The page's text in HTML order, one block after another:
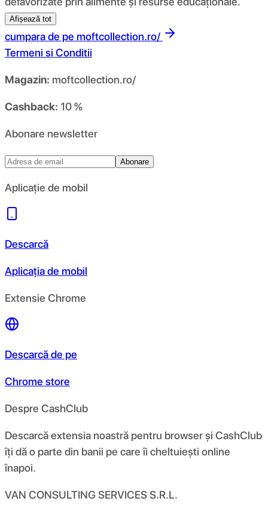
Afișează tot
cumpara de pe moftcollection.ro/
Termeni si Conditii
Magazin: moftcollection.ro/
Cashback: 10 %
Abonare newsletter
Abonare
Aplicație de mobil
Descarcă
Aplicația de mobil
Extensie Chrome
Descarcă de pe
Chrome store
Despre CashClub
Descarcă extensia noastră pentru browser și CashClub
îți dă o parte din banii pe care îi cheltuiești online
înapoi.
VAN CONSULTING SERVICES S.R.L.